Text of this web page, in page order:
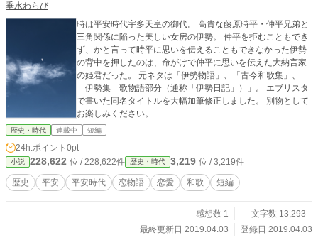
垂水わらび
時は平安時代宇多天皇の御代。 高貴な藤原時平・仲平兄弟と
三角関係に陥った美しい女房の伊勢。 仲平を拒むこともでき
ず、かと言って時平に思いを伝えることもできなかった伊勢
の背中を押したのは、命がけで仲平に思いを伝えた大納言家
の姫君だった。 元ネタは「伊勢物語」、「古今和歌集」、
「伊勢集 歌物語部分（通称「伊勢日記」）」。 エブリスタ
で書いた同名タイトルを大幅加筆修正しました。 別物として
お楽しみください。
歴史・時代 連載中 短編
24h.ポイント 0pt
小説 228,622 位 / 228,622件 歴史・時代 3,219 位 / 3,219件
歴史 平安 平安時代 恋物語 恋愛 和歌 短編
感想数 1
文字数 13,293
最終更新日 2019.04.03
登録日 2019.04.03